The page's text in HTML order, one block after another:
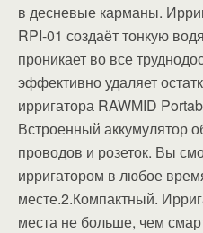
в десневые карманы.
RPI-01 создаёт тонкую
проникает во все
эффективно удаляет
ирригатора RAWMID
Встроенный аккумулятор
проводов и розеток. Вы
ирригатором в любое
месте.2.Компактный.
места не больше, чем